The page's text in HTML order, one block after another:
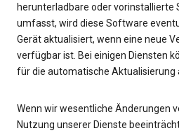
herunterladbare oder
umfasst, wird diese Software
Gerät aktualisiert, wenn eine neue
verfügbar ist. Bei einigen Diensten
für die automatische Aktualisierung
Wenn wir wesentliche Änderungen
Nutzung unserer Dienste